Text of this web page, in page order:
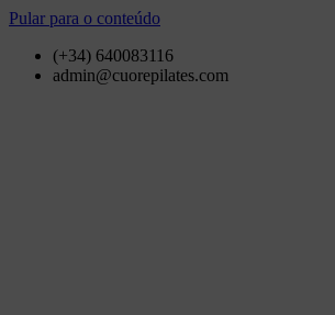
Pular para o conteúdo
(+34) 640083116
admin@cuorepilates.com